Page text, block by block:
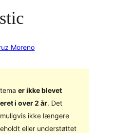
Moreno
er ikke blevet
i over 2 år. Det
ikke længere
eller understøttet